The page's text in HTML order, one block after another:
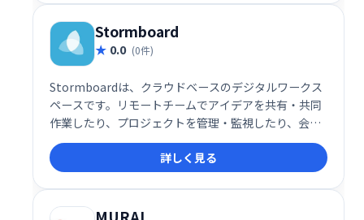
Stormboard
0.0 (0件)
Stormboardは、クラウドベースのデジタルワークス
ペースです。リモートチームでアイデアを共有・共同
作業したり、プロジェクトを管理・監視したり、会議
を開催したりできます。Android/iOSアプリにも対応
し、ホワイトボードや付箋を使ったコラボレーショ
ン、コメント追加、SSL暗号化による安全なデータ送
信を実現します。場所を選ばず、チームで効率的に作
業を進められます。
詳しく見る